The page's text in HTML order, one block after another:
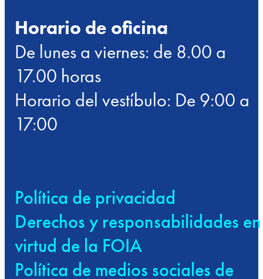
Horario de oficina
De lunes a viernes: de 8.00 a
17.00 horas
Horario del vestíbulo: De 9:00 a
17:00
Política de privacidad
Derechos y responsabilidades en
virtud de la FOIA
Política de medios sociales de